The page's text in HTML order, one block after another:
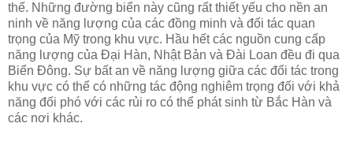
thế. Những đường biển này cũng rất thiết yếu cho nền an
ninh về năng lượng của các đồng minh và đối tác quan
trọng của Mỹ trong khu vực. Hầu hết các nguồn cung cấp
năng lượng của Đại Hàn, Nhật Bản và Đài Loan đều đi qua
Biển Đông. Sự bất an về năng lượng giữa các đối tác trong
khu vực có thể có những tác động nghiêm trọng đối với khả
năng đối phó với các rủi ro có thể phát sinh từ Bắc Hàn và
các nơi khác.